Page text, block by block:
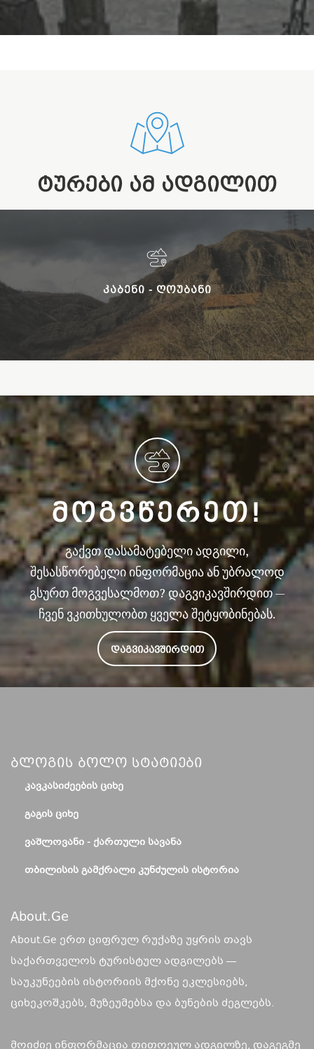
ᲢᲣᲠᲔᲑᲘ ᲐᲛ ᲐᲓᲒᲘᲚᲘᲗ
ᲙᲐᲑᲔᲜᲘ - ᲦᲝᲣᲑᲐᲜᲘ
ᲛᲝᲒᲕᲬᲔᲠᲔᲗ!
გაქვთ დასამატებელი ადგილი,
შესასწორებელი ინფორმაცია ან უბრალოდ
გსურთ მოგვესალმოთ? დაგვიკავშირდით —
ჩვენ ვკითხულობთ ყველა შეტყობინებას.
ᲓᲐᲒᲕᲘᲙᲐᲕᲨᲘᲠᲓᲘᲗ
Ბლოგის Ბოლო Სტატიები
ᲙᲐᲕᲙᲐᲡᲘᲫᲔᲔᲑᲘᲡ ᲪᲘᲮᲔ
ᲒᲐᲒᲘᲡ ᲪᲘᲮᲔ
ᲕᲐᲨᲚᲝᲕᲐᲜᲘ - ᲥᲐᲠᲗᲣᲚᲘ ᲡᲐᲕᲐᲜᲐ
ᲗᲑᲘᲚᲘᲡᲘᲡ ᲒᲐᲛᲥᲠᲐᲚᲘ ᲙᲣᲜᲫᲣᲚᲘᲡ ᲘᲡᲢᲝᲠᲘᲐ
About.ge
About.Ge ერთ ციფრულ რუქაზე უყრის თავს
საქართველოს ტურისტულ ადგილებს —
საუკუნეების ისტორიის მქონე ეკლესიებს,
ციხეკოშკებს, მუზეუმებსა და ბუნების ძეგლებს.
მოიძიე ინფორმაცია თითოეულ ადგილზე, დაგეგმე